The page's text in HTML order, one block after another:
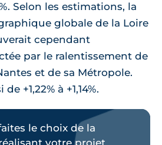
Selon les estimations, la
globale de la Loire
cependant
par le ralentissement de
et de sa Métropole.
+1,22% à +1,14%.
le choix de la
votre projet